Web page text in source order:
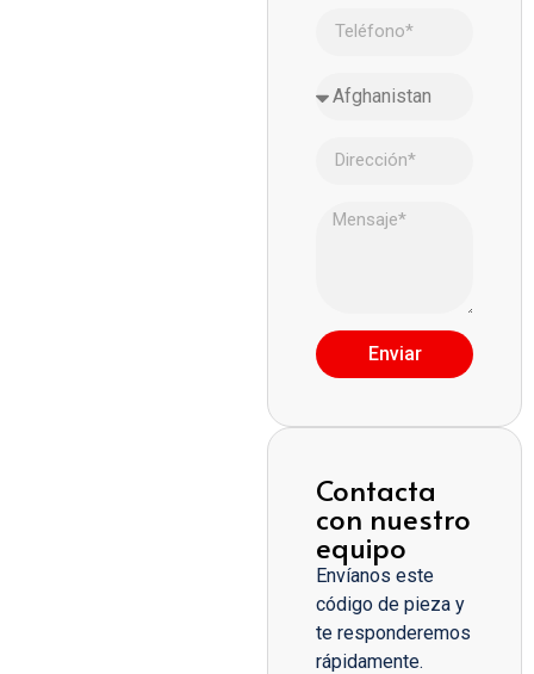
Enviar
Contacta
con nuestro
equipo
Envíanos este
código de pieza y
te responderemos
rápidamente.